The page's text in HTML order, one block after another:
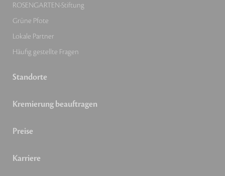
ROSENGARTEN-Stiftung
Grüne Pfote
Lokale Partner
Häufig gestellte Fragen
Standorte
Kremierung beauftragen
Preise
Karriere